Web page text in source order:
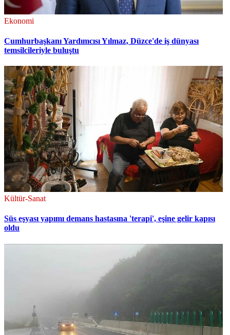
Ekonomi
Cumhurbaşkanı Yardımcısı Yılmaz, Düzce'de iş dünyası
temsilcileriyle buluştu
Kültür-Sanat
Süs eşyası yapımı demans hastasına 'terapi', eşine gelir kapısı
oldu